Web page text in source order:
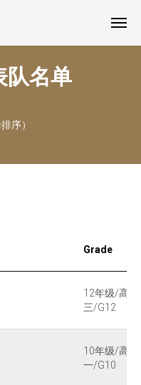
队名单
序）
Grade
12年级/高
三/G12
10年级/高
一/G10